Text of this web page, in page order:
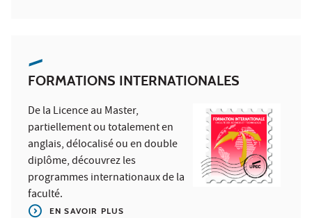
FORMATIONS INTERNATIONALES
Dela Licence au Master,
partiellement ou totalement en
anglais, délocalisé ou en double
diplôme, découvrez les
programmes internationaux de la
faculté.
EN SAVOIR PLUS